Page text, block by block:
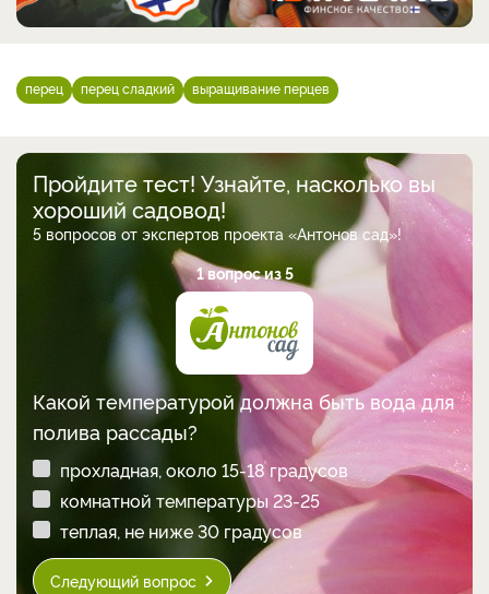
перец перец сладкий выращивание перцев
Пройдите тест! Узнайте, насколько вы
хороший садовод!
5 вопросов от экспертов проекта «Антонов сад»!
1 вопрос из 5
Какой температурой должна быть вода для
полива рассады?
прохладная, около 15-18 градусов
комнатной температуры 23-25
теплая, не ниже 30 градусов
Следующий вопрос